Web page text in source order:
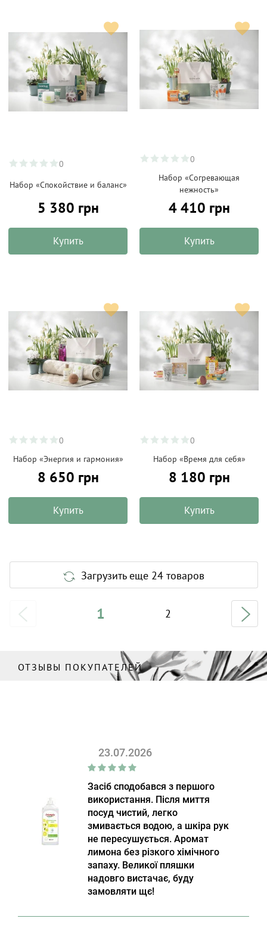
0
Набор «Спокойствие и баланс»
5 380 грн
Купить
0
Набор «Согревающая
нежность»
4 410 грн
Купить
0
Набор «Энергия и гармония»
8 650 грн
Купить
0
Набор «Время для себя»
8 180 грн
Купить
Загрузить еще 24 товаров
1 2
ОТЗЫВЫ ПОКУПАТЕЛЕЙ
23.07.2026
Засіб сподобався з першого
використання. Після миття
посуд чистий, легко
змивається водою, а шкіра рук
не пересушується. Аромат
лимона без різкого хімічного
запаху. Великої пляшки
надовго вистачає, буду
замовляти щє!